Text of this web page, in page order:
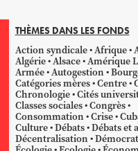
THÈMES DANS LES FONDS
Action syndicale Afrique
Algérie Alsace Amérique
Armée Autogestion
Catégories mères Centre
Chronologie Cités
Classes sociales Congrès
Consommation Crise
Culture Débats Débats et
Décentralisation